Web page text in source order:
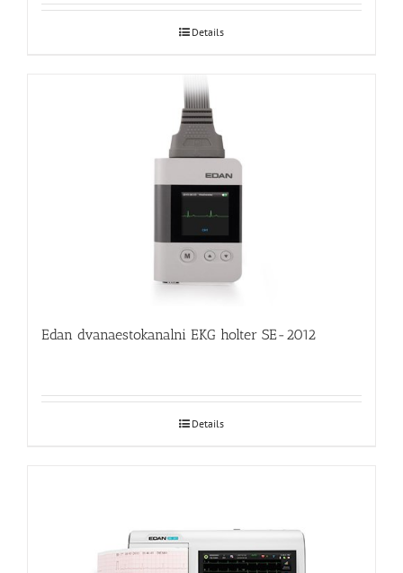
Details
Edan dvanaestokanalni EKG holter SE-2012
Details